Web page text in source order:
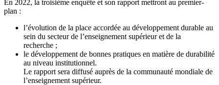
En 2022, la troisième enquête et son rapport mettront au premier-
plan :
l’évolution de la place accordée au développement durable au
sein du secteur de l’enseignement supérieur et de la
recherche ;
le développement de bonnes pratiques en matière de durabilité
au niveau institutionnel.
Le rapport sera diffusé auprès de la communauté mondiale de
l’enseignement supérieur.